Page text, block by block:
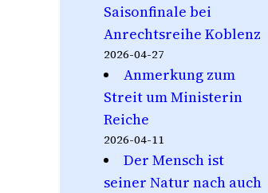
Saisonfinale bei
Anrechtsreihe Koblenz
2026-04-27
Anmerkung zum
Streit um Ministerin
Reiche
2026-04-11
Der Mensch ist
seiner Natur nach auch